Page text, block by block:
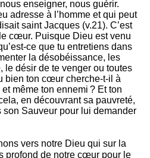
enseigner, nous guérir.
adresse à l’homme et qui peut
saint Jacques (v.21). C’est
cœur. Puisque Dieu est venu
ce que tu entretiens dans
la désobéissance, les
le désir de te venger ou toutes
bien ton cœur cherche-t-il à
même ton ennemi ? Et ton
en découvrant sa pauvreté,
Sauveur pour lui demander
vers notre Dieu qui sur la
profond de notre cœur pour le